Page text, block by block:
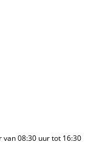
08:30 uur tot 16:30